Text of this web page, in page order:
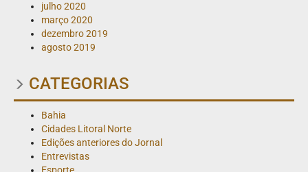
julho 2020
março 2020
dezembro 2019
agosto 2019
CATEGORIAS
Bahia
Cidades Litoral Norte
Edições anteriores do Jornal
Entrevistas